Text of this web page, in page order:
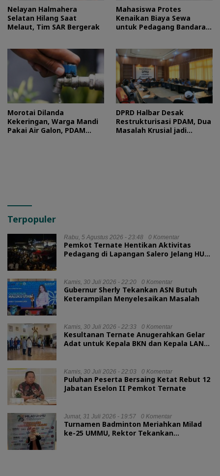
Nelayan Halmahera
Selatan Hilang Saat
Melaut, Tim SAR Bergerak
Mahasiswa Protes
Kenaikan Biaya Sewa
untuk Pedagang Bandara
Morotai Dilanda
Kekeringan, Warga Mandi
Pakai Air Galon, PDAM
DPRD Halbar Desak
Restrukturisasi PDAM, Dua
Masalah Krusial jadi
Terpopuler
Rabu, 5 Agustus 2026 - 23:48 0 Komentar
Pemkot Ternate Hentikan Aktivitas
Pedagang di Lapangan Salero Jelang HUT
Kamis, 30 Juli 2026 - 22:20 0 Komentar
Gubernur Sherly Tekankan ASN Butuh
Keterampilan Menyelesaikan Masalah
Kamis, 30 Juli 2026 - 22:33 0 Komentar
Kesultanan Ternate Anugerahkan Gelar
Adat untuk Kepala BKN dan Kepala LAN
Kamis, 30 Juli 2026 - 22:03 0 Komentar
Puluhan Peserta Bersaing Ketat Rebut 12
Jabatan Eselon II Pemkot Ternate
Jumat, 31 Juli 2026 - 19:57 0 Komentar
Turnamen Badminton Meriahkan Milad
ke-25 UMMU, Rektor Tekankan